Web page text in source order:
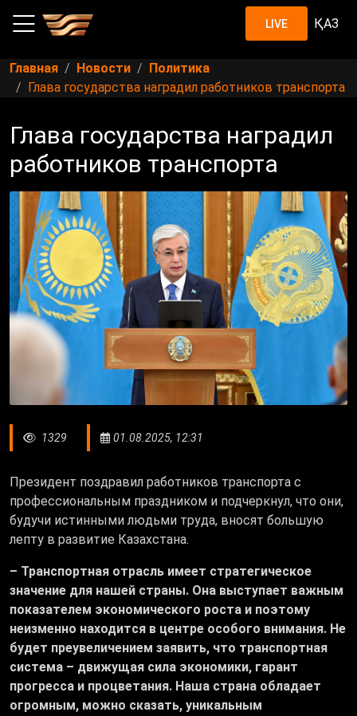
LIVE ҚАЗ
Главная Новости
Политика
Глава государства наградил работников транспорта
Глава государства наградил
работников транспорта
1329 01.08.2025, 12:31
Президент поздравил работников транспорта с
профессиональным праздником и подчеркнул, что они,
будучи истинными людьми труда, вносят большую
лепту в развитие Казахстана.
– Транспортная отрасль имеет стратегическое
значение для нашей страны. Она выступает важным
показателем экономического роста и поэтому
неизменно находится в центре особого внимания. Не
будет преувеличением заявить, что транспортная
система – движущая сила экономики, гарант
прогресса и процветания. Наша страна обладает
огромным, можно сказать, уникальным